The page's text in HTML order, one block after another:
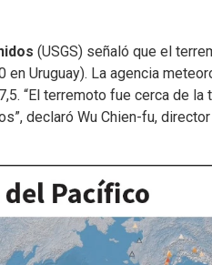
(USGS) señaló que el
en Uruguay). La agencia
“El terremoto fue cerca de
declaró Wu Chien-fu, director